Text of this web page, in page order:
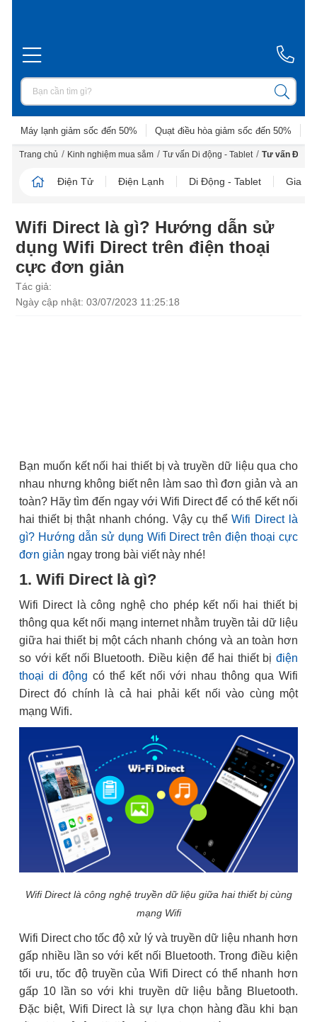
Máy lạnh giảm sốc đến 50% Quạt điều hòa giảm sốc đến 50%
Trang chủ / Kinh nghiệm mua sắm / Tư vấn Di động - Tablet / Tư vấn Điện
Điện Tử Điện Lạnh Di Động - Tablet Gia
Wifi Direct là gì? Hướng dẫn sử
dụng Wifi Direct trên điện thoại
cực đơn giản
Tác giả:
Ngày cập nhật: 03/07/2023 11:25:18
Bạn muốn kết nối hai thiết bị và truyền dữ liệu qua cho
nhau nhưng không biết nên làm sao thì đơn giản và an
toàn? Hãy tìm đến ngay với Wifi Direct để có thể kết nối
hai thiết bị thật nhanh chóng. Vậy cụ thể Wifi Direct là
gì? Hướng dẫn sử dụng Wifi Direct trên điện thoại cực
đơn giản ngay trong bài viết này nhé!
1. Wifi Direct là gì?
Wifi Direct là công nghệ cho phép kết nối hai thiết bị
thông qua kết nối mạng internet nhằm truyền tải dữ liệu
giữa hai thiết bị một cách nhanh chóng và an toàn hơn
so với kết nối Bluetooth. Điều kiện để hai thiết bị điện
thoại di động có thể kết nối với nhau thông qua Wifi
Direct đó chính là cả hai phải kết nối vào cùng một
mạng Wifi.
Wifi Direct là công nghệ truyền dữ liệu giữa hai thiết bị cùng
mạng Wifi
Wifi Direct cho tốc độ xử lý và truyền dữ liệu nhanh hơn
gấp nhiều lần so với kết nối Bluetooth. Trong điều kiện
tối ưu, tốc độ truyền của Wifi Direct có thể nhanh hơn
gấp 10 lần so với khi truyền dữ liệu bằng Bluetooth.
Đặc biệt, Wifi Direct là sự lựa chọn hàng đầu khi bạn